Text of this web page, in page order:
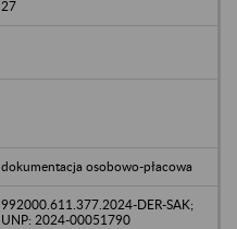
27
dokumentacja osobowo-płacowa
992000.611.377.2024-DER-SAK;
UNP: 2024-00051790